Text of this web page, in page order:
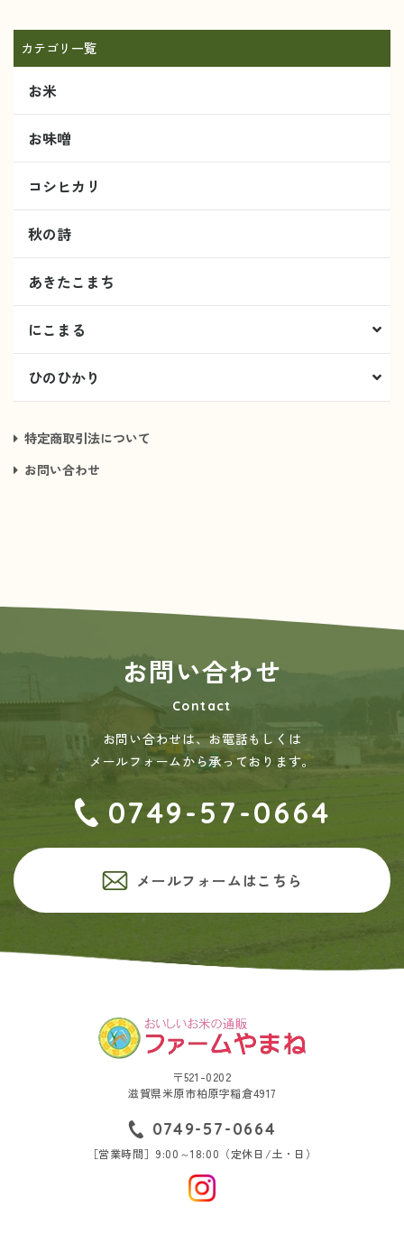
カテゴリ一覧
お米
お味噌
コシヒカリ
秋の詩
あきたこまち
にこまる
ひのひかり
特定商取引法について
お問い合わせ
お問い合わせ
Contact
お問い合わせは、お電話もしくは
メールフォームから承っております。
0749-57-0664
メールフォームはこちら
〒521-0202
滋賀県米原市柏原字稲倉4917
0749-57-0664
［営業時間］9:00～18:00（定休日/土・日）